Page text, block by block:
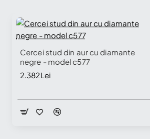
🔥 Selling fast
Cercei stud din aur cu diamante
negre - model c577
2.382Lei